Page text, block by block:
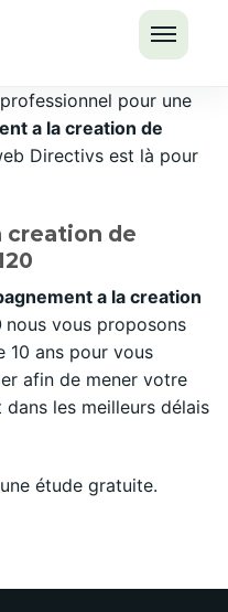
LE
MENU
pour une
a la creation de
Directivs est là pour
creation de
a la creation
nous vous proposons
10 ans pour vous
afin de mener votre
les meilleurs délais
étude gratuite.